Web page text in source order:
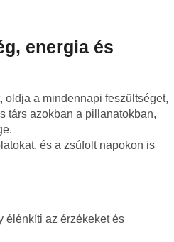
energia és
oldja a mindennapi feszültséget,
társ azokban a pillanatokban,
és a zsúfolt napokon is
élénkíti az érzékeket és